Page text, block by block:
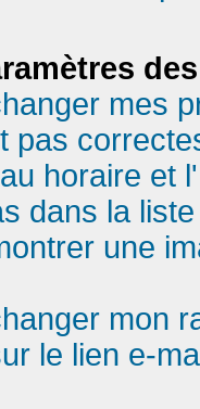
mes
pas
horaire et
dans la
une
mon
le lien e-